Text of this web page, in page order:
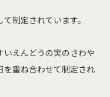
制定されています。
いえんどうの実のさわや
を重ね合わせて制定され